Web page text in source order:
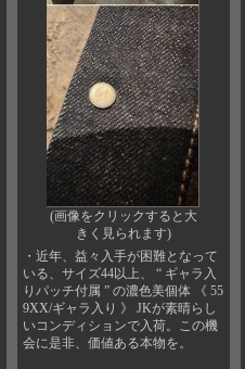
(画像をクリックすると大
きく見られます)
・近年、益々入手が困難となって
いる、サイズ44以上、 “ ギャラ入
りパッチ付属 ” の濃色美個体 《 55
9XX/ギャラ入り 》 JKが素晴らし
いコンディションで入荷。この機
会に是非、価値ある本物を。